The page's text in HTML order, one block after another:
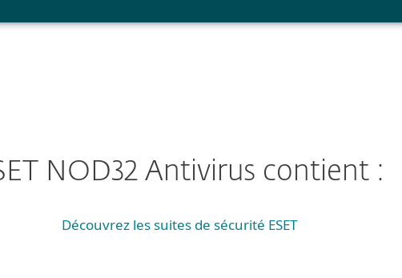
NOD32 Antivirus contient :
Découvrez les suites de sécurité ESET